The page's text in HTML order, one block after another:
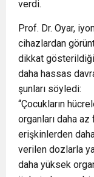
verdi.
Prof. Dr. Oyar,
cihazlardan
dikkat
daha hassas
şunları söyledi:
“Çocukların
organları daha az
erişkinlerden
verilen dozlarla
daha yüksek